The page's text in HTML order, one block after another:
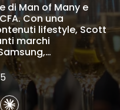
di Man of Many e
Con una
lifestyle, Scott
marchi